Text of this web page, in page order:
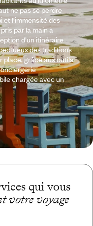
ne pas se perdre
et l’immensité des
par la main à
d’un itinéraire
des traditions
place, grâce aux outils
chargée avec un
qui vous
votre voyage